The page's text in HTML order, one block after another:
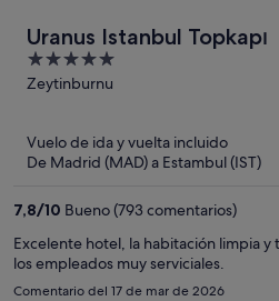
Uranus Istanbul Topkapı
5
out
Zeytinburnu
Vuelo de ida y vuelta incluido
De Madrid (MAD) a Estambul (IST)
7,8/10 Bueno (793 comentarios)
Excelente hotel, la habitación limpia y todo en general, el servicio y
los empleados muy serviciales.
Comentario del 17 de mar de 2026